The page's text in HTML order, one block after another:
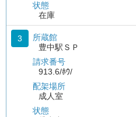
状態
在庫
3
所蔵館
豊中駅ＳＰ
請求番号
913.6/ﾎｳ/
配架場所
成人室
状態